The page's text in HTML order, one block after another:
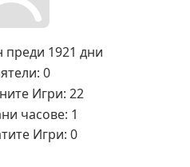
преди 1921 дни
0
Игри: 22
часове: 1
Игри: 0